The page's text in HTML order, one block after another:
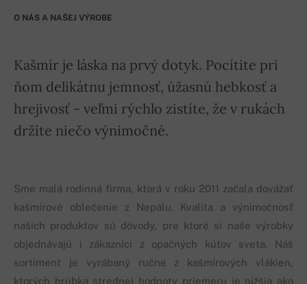
O NÁS A NAŠEJ VÝROBE
Kašmír je láska na prvý dotyk. Pocítite pri
ňom delikátnu jemnosť, úžasnú hebkosť a
hrejivosť - veľmi rýchlo zistíte, že v rukách
držíte niečo výnimočné.
Sme malá rodinná firma, ktorá v roku 2011 začala dovážať
kašmírové oblečenie z Nepálu. Kvalita a výnimočnosť
našich produktov sú dôvody, pre ktoré si naše výrobky
objednávajú i zákazníci z opačných kútov sveta. Náš
sortiment je vyrábaný ručne z kašmírových vlákien,
ktorých hrúbka strednej hodnoty priemeru je nižšia ako